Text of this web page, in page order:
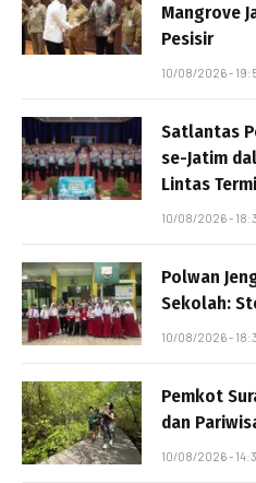
Mangrove
Pesisir
10/08/2026 -
Satlantas
se-Jatim
Lintas
10/08/2026 -
Polwan
Sekolah:
10/08/2026 -
Pemkot
dan
10/08/2026 -